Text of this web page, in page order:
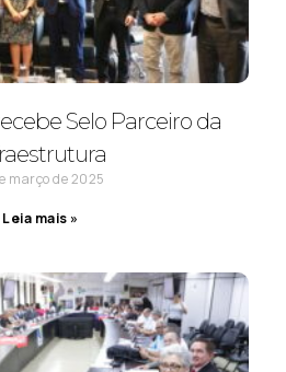
Selo Parceiro da
março de 2025
Leia mais »